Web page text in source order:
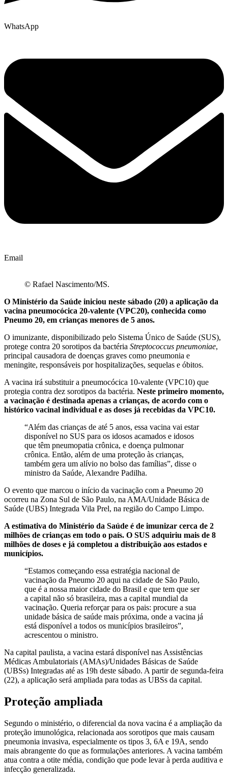
WhatsApp
Email
© Rafael Nascimento/MS.
O Ministério da Saúde iniciou neste sábado (20) a aplicação da
vacina pneumocócica 20-valente (VPC20), conhecida como
Pneumo 20, em crianças menores de 5 anos.
O imunizante, disponibilizado pelo Sistema Único de Saúde (SUS),
protege contra 20 sorotipos da bactéria Streptococcus pneumoniae,
principal causadora de doenças graves como pneumonia e
meningite, responsáveis por hospitalizações, sequelas e óbitos.
A vacina irá substituir a pneumocócica 10-valente (VPC10) que
protegia contra dez sorotipos da bactéria. Neste primeiro momento,
a vacinação é destinada apenas a crianças, de acordo com o
histórico vacinal individual e as doses já recebidas da VPC10.
“Além das crianças de até 5 anos, essa vacina vai estar
disponível no SUS para os idosos acamados e idosos
que têm pneumopatia crônica, e doença pulmonar
crônica. Então, além de uma proteção às crianças,
também gera um alívio no bolso das famílias”, disse o
ministro da Saúde, Alexandre Padilha.
O evento que marcou o início da vacinação com a Pneumo 20
ocorreu na Zona Sul de São Paulo, na AMA/Unidade Básica de
Saúde (UBS) Integrada Vila Prel, na região do Campo Limpo.
A estimativa do Ministério da Saúde é de imunizar cerca de 2
milhões de crianças em todo o país. O SUS adquiriu mais de 8
milhões de doses e já completou a distribuição aos estados e
municípios.
“Estamos começando essa estratégia nacional de
vacinação da Pneumo 20 aqui na cidade de São Paulo,
que é a nossa maior cidade do Brasil e que tem que ser
a capital não só brasileira, mas a capital mundial da
vacinação. Queria reforçar para os pais: procure a sua
unidade básica de saúde mais próxima, onde a vacina já
está disponível a todos os municípios brasileiros”,
acrescentou o ministro.
Na capital paulista, a vacina estará disponível nas Assistências
Médicas Ambulatoriais (AMAs)/Unidades Básicas de Saúde
(UBSs) Integradas até as 19h deste sábado. A partir de segunda-feira
(22), a aplicação será ampliada para todas as UBSs da capital.
Proteção ampliada
Segundo o ministério, o diferencial da nova vacina é a ampliação da
proteção imunológica, relacionada aos sorotipos que mais causam
pneumonia invasiva, especialmente os tipos 3, 6A e 19A, sendo
mais abrangente do que as formulações anteriores. A vacina também
atua contra a otite média, condição que pode levar à perda auditiva e
infecção generalizada.